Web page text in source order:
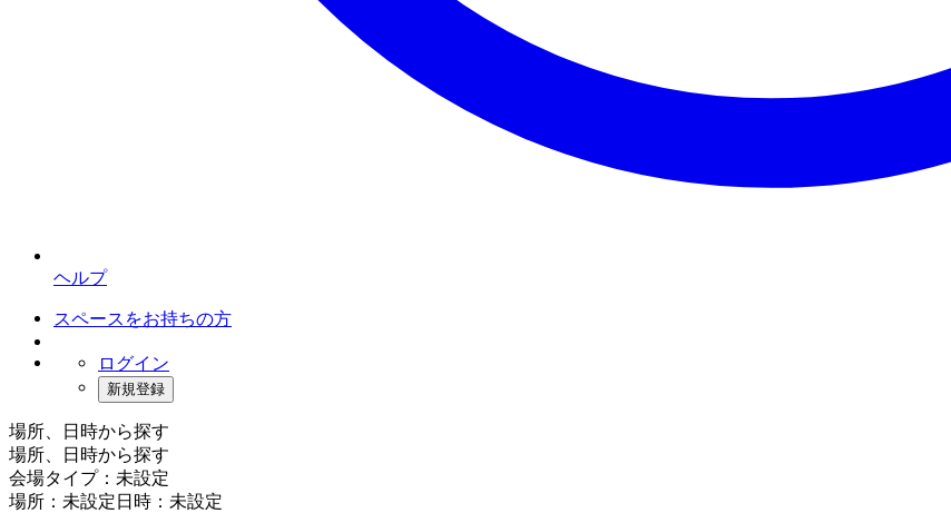
ヘルプ
スペースをお持ちの方
ログイン
新規登録
場所、日時から探す
場所、日時から探す
会場タイプ：未設定
場所：未設定日時：未設定